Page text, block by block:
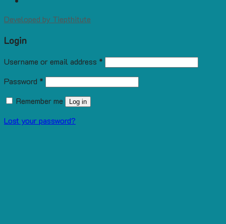
Developed by Tiepthitute
Login
Username or email address *
Password *
Remember me
Log in
Lost your password?